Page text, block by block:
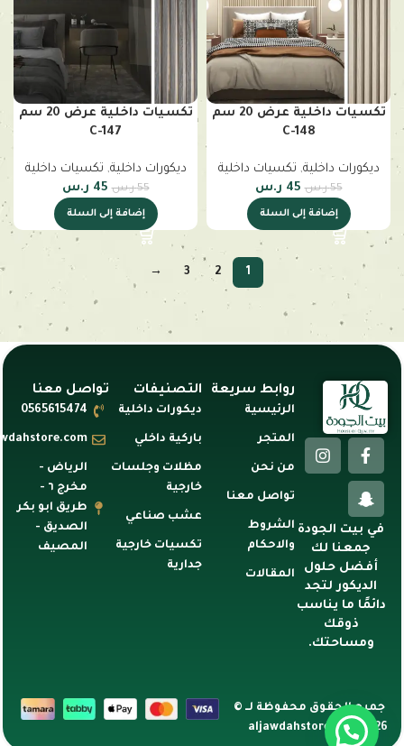
تكسيات داخلية عرض 20 سم
C-148
ديكورات داخلية, تكسيات داخلية
55 ر.س 45 ر.س
إضافة إلى السلة
تكسيات داخلية عرض 20 سم
C-147
ديكورات داخلية, تكسيات داخلية
55 ر.س 45 ر.س
إضافة إلى السلة
1
2
3
→
في بيت الجودة
جمعنا لك
أفضل حلول
الديكور لتجد
دائمًا ما يناسب
ذوقك
ومساحتك.
روابط سريعة
الرئيسية
المتجر
من نحن
تواصل معنا
الشروط
والاحكام
المقالات
التصنيفات
ديكورات داخلية
باركية داخلي
مظلات وجلسات
خارجية
عشب صناعي
تكسيات خارجية
جدارية
تواصل معنا
0565615474
الرياض -
مخرج ٦ -
طريق ابو بكر
الصديق -
المصيف
جميع الحقوق محفوظة لــ ©
2026 aljawdahstore.com